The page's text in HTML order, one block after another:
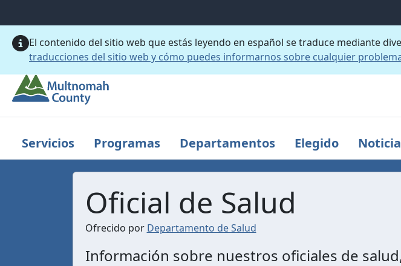
El contenido del sitio web que estás leyendo en español se traduce mediante
traducciones del sitio web y cómo puedes informarnos sobre cualquier
Servicios Programas Departamentos Elegido
Oficial de Salud
Ofrecido por Departamento de Salud
Información sobre nuestros oficiales de